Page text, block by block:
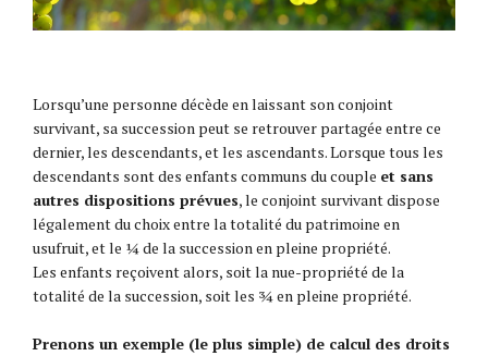
Lorsqu’une personne décède en laissant son conjoint
survivant, sa succession peut se retrouver partagée entre ce
dernier, les descendants, et les ascendants. Lorsque tous les
descendants sont des enfants communs du couple et sans
autres dispositions prévues, le conjoint survivant dispose
légalement du choix entre la totalité du patrimoine en
usufruit, et le ¼ de la succession en pleine propriété.
Les enfants reçoivent alors, soit la nue-propriété de la
totalité de la succession, soit les ¾ en pleine propriété.
Prenons un exemple (le plus simple) de calcul des droits